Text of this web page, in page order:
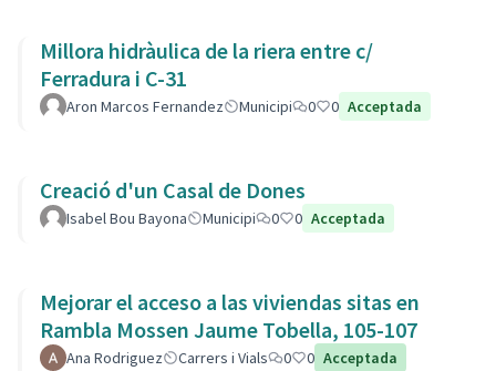
Millora hidràulica de la riera entre c/
Ferradura i C-31
Aron Marcos Fernandez Municipi 0 0 Acceptada
Creació d'un Casal de Dones
Isabel Bou Bayona Municipi 0 0 Acceptada
Mejorar el acceso a las viviendas sitas en
Rambla Mossen Jaume Tobella, 105-107
Ana Rodriguez Carrers i Vials 0 0 Acceptada